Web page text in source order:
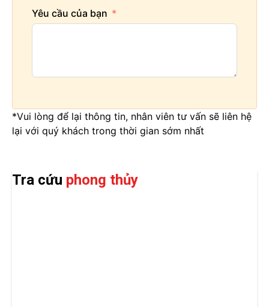
Yêu cầu của bạn
*Vui lòng để lại thông tin, nhân viên tư vấn sẽ liên hệ
lại với quý khách trong thời gian sớm nhất
Tra cứu phong thủy